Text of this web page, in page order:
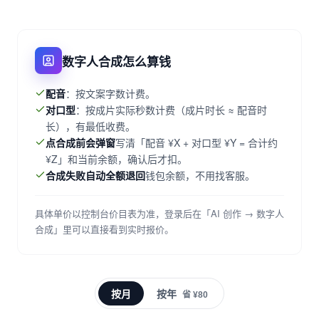
数字人合成怎么算钱
配音：按文案字数计费。
对口型：按成片实际秒数计费（成片时长 ≈ 配音时
长），有最低收费。
点合成前会弹窗写清「配音 ¥X + 对口型 ¥Y = 合计约
¥Z」和当前余额，确认后才扣。
合成失败自动全额退回钱包余额，不用找客服。
具体单价以控制台价目表为准，登录后在「AI 创作 → 数字人
合成」里可以直接看到实时报价。
按月 按年 省 ¥80